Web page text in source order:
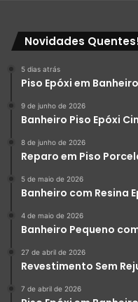
liquidpiso tom
Novidades
5 dias atrás
Piso Epóxi em
9 de junho de 2026
Banheiro Piso Epóxi
8 de junho de 2026
Reparo em Piso
5 de maio de 2026
Banheiro com Resina
4 de maio de 2026
Banheiro Pequeno
27 de abril de 2026
Revestimento Sem
7 de abril de 2026